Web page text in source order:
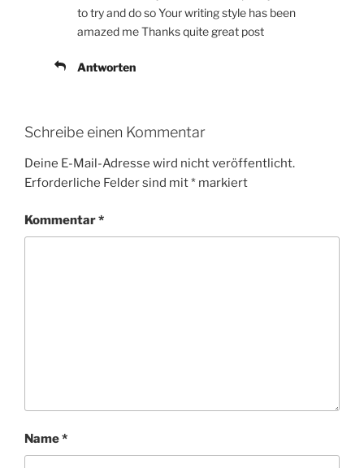
to try and do so Your writing style has been
amazed me Thanks quite great post
Antworten
Schreibe einen Kommentar
Deine E-Mail-Adresse wird nicht veröffentlicht.
Erforderliche Felder sind mit* markiert
Kommentar*
Name*